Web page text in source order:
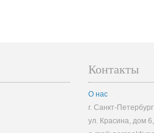
Контакты
О нас
г. Санкт-Петербург
ул. Красина, дом